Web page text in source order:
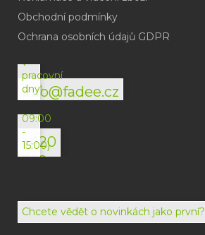
Obchodní podmínky
Ochrana osobních údajů GDPR
info@fadee.cz
(odpověď
do
v
pracovní
dny)
+420
792
072
(Po-
09:00
-
15:00)
Chcete vědět o novinkách jako první?